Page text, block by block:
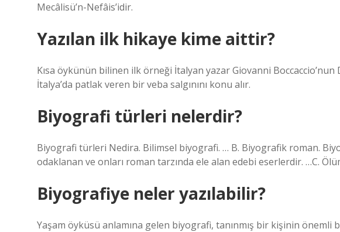
Mecâlisü’n-Nefâis’idir.
Yazılan ilk hikaye kime aittir?
Kısa öykünün bilinen ilk örneği İtalyan yazar Giovanni Boccaccio’nun
İtalya’da patlak veren bir veba salgınını konu alır.
Biyografi türleri nelerdir?
Biyografi türleri Nedira. Bilimsel biyografi. … B. Biyografik roman.
odaklanan ve onları roman tarzında ele alan edebi eserlerdir. …C.
Biyografiye neler yazılabilir?
Yaşam öyküsü anlamına gelen biyografi, tanınmış bir kişinin önemli